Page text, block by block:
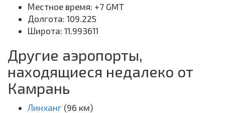
Местное время: +7 GMT
Долгота: 109.225
Широта: 11.993611
Другие аэропорты,
находящиеся недалеко от
Камрань
Линханг (96 км)